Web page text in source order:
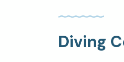
Diving